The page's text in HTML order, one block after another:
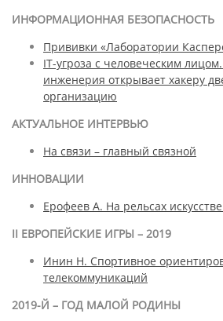
ИНФОРМАЦИОННАЯ БЕЗОПАСНОСТЬ
Прививки «Лаборатории
IT-угроза с человеческим
инженерия открывает хакеру
организацию
АКТУАЛЬНОЕ ИНТЕРВЬЮ
На связи – главный связной
ИННОВАЦИИ
Ерофеев А. На рельсах
II ЕВРОПЕЙСКИЕ ИГРЫ – 2019
Инин Н. Спортивное
телекоммуникаций
2019-Й – ГОД МАЛОЙ РОДИНЫ